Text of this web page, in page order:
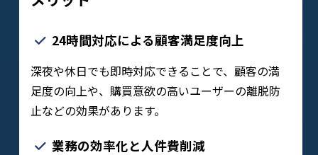
24時間対応による顧客満足度向上
深夜や休日でも即時対応できることで、顧客の満
足度の向上や、購買意欲の高いユーザーの離脱防
止などの効果があります。
業務の効率化と人件費削減